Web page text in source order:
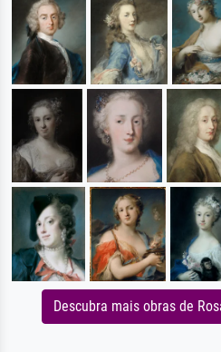
Descubra mais obras de